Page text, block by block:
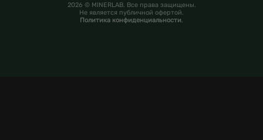
2026 © MINERLAB. Все права защищены.
Не является публичной офертой.
Политика конфиденциальности.